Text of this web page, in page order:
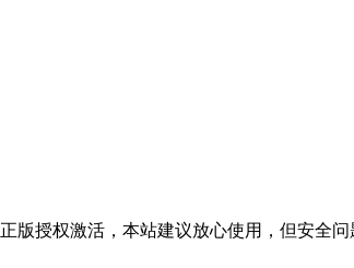
版授权激活，本站建议放心使用，但安全